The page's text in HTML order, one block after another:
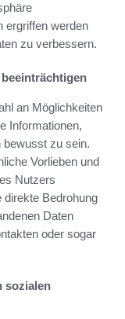
ergriffen werden
zu verbessern.
an Möglichkeiten
Informationen,
bewusst zu sein.
Vorlieben und
Nutzers
Bedrohung
Daten
oder sogar
sozialen